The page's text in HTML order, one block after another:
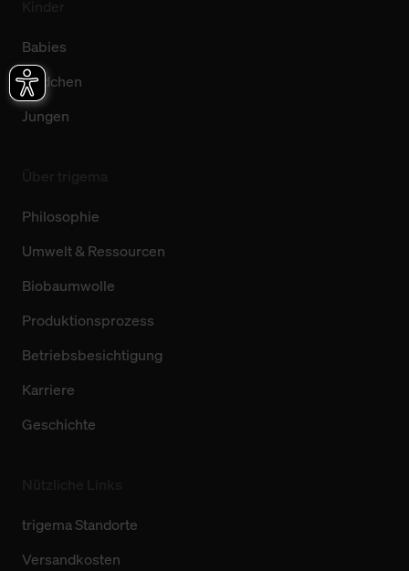
Babies
Mädchen
Jungen
Philosophie
Umwelt & Ressourcen
Biobaumwolle
Produktionsprozess
Betriebsbesichtigung
Karriere
Geschichte
trigema Standorte
Versandkosten